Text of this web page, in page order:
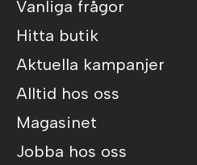
Vanliga frågor
Hitta butik
Aktuella kampanjer
Alltid hos oss
Magasinet
Jobba hos oss